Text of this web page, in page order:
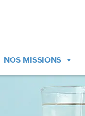
NOS MISSIONS